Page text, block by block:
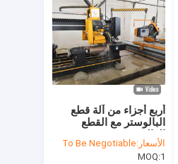
أربع أجزاء من آلة قطع
البالوستر مع القطع
الأسعار:To Be Negotiable
MOQ:1